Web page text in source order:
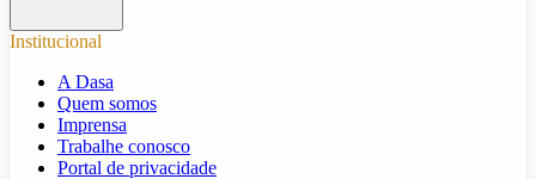
Institucional
A Dasa
Quem somos
Imprensa
Trabalhe conosco
Portal de privacidade